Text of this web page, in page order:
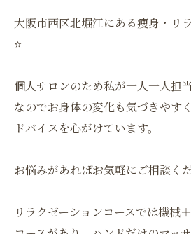
大阪市西区北堀江にある痩身・リ
⭐️
個人サロンのため私が一人一人担
なのでお身体の変化も気づきやす
ドバイスを心がけています。
お悩みがあればお気軽にご相談く
リラクゼーションコースでは機械